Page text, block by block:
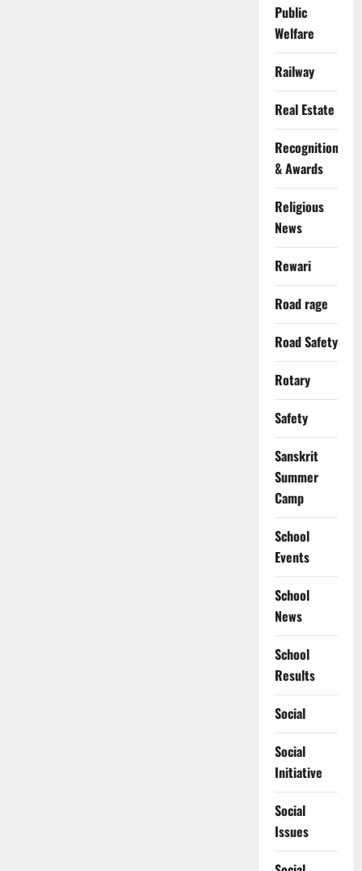
Public
Welfare
Railway
Real Estate
Recognition
& Awards
Religious
News
Rewari
Road rage
Road Safety
Rotary
Safety
Sanskrit
Summer
Camp
School
Events
School
News
School
Results
Social
Social
Initiative
Social
Issues